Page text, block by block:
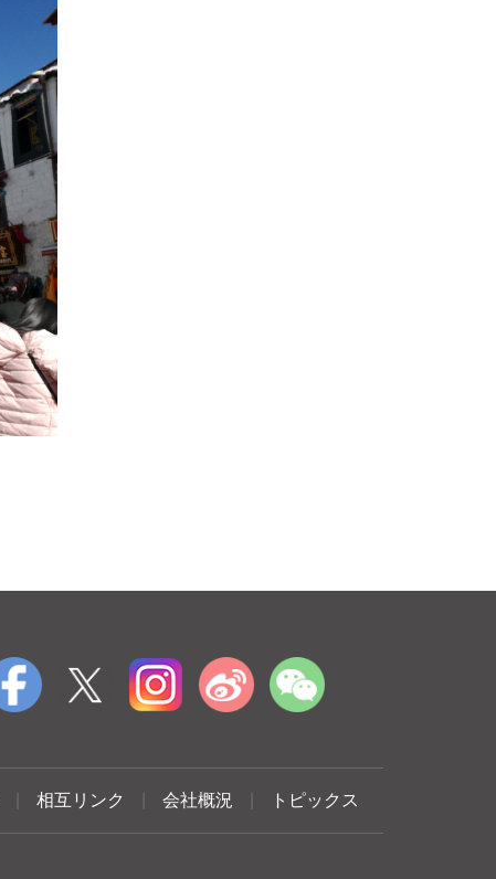
相互リンク 会社概況 トピックス